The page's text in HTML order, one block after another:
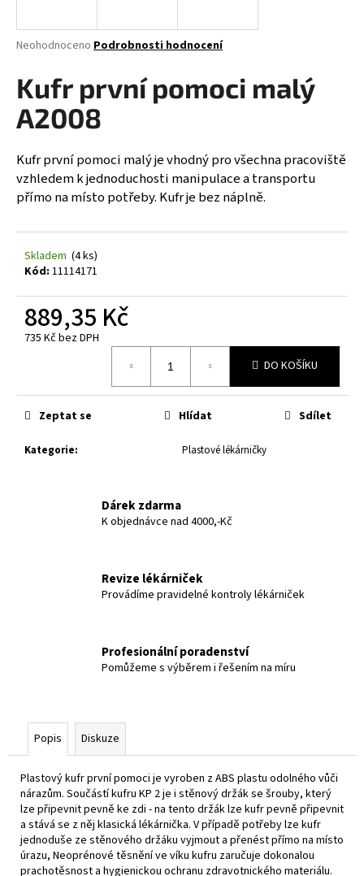
Průměrné
produktu
je
0,0
z
hvězdiček.
Neohodnoceno Podrobnosti hodnocení
Kufr první pomoci malý
A2008
Kufr první pomoci malý je vhodný pro všechna pracoviště
vzhledem k jednoduchosti manipulace a transportu
přímo na místo potřeby. Kufr je bez náplně.
Skladem (4 ks)
Kód: 11114171
889,35 Kč
735 Kč bez DPH
DO KOŠÍKU
Kategorie: Plastové lékárničky
Zeptat se Hlídat Sdílet
Dárek zdarma
K objednávce nad 4000,-Kč
Revize lékárniček
Provádíme pravidelné kontroly lékárniček
Profesionální poradenství
Pomůžeme s výběrem i řešením na míru
Popis Diskuze
Plastový kufr první pomoci je vyroben z ABS plastu odolného vůči
nárazům. Součástí kufru KP 2 je i stěnový držák se šrouby, který
lze připevnit pevně ke zdi - na tento držák lze kufr pevně připevnit
a stává se z něj klasická lékárnička. Vpřípadě potřeby lze kufr
jednoduše ze stěnového držáku vyjmout a přenést přímo na místo
úrazu, Neoprénové těsnění ve víku kufru zaručuje dokonalou
prachotěsnost a hygienickou ochranu zdravotnického materiálu.
j
t
?
HLEDAT
D
o
p
o
j